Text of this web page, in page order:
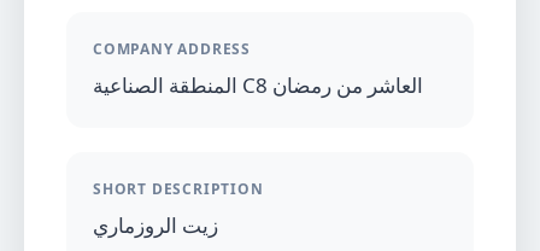
COMPANY ADDRESS
المنطقة الصناعية C8 العاشر من رمضان
SHORT DESCRIPTION
زيت الروزماري